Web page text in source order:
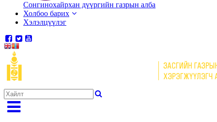
Сонгинохайрхан дүүргийн газрын алба
Холбоо барих
Хэлэлцүүлэг